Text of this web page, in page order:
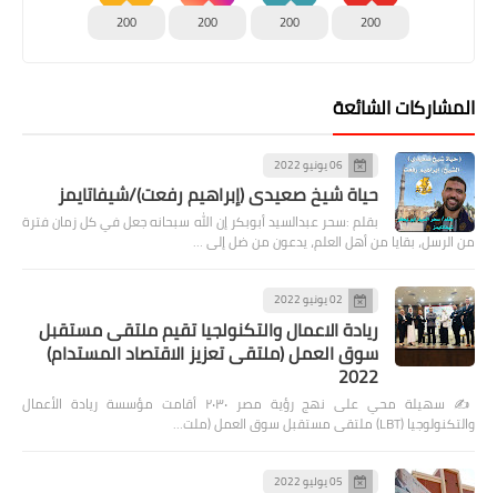
200
200
200
200
المشاركات الشائعة
06 يونيو 2022
حياة شيخ صعيدى (إبراهيم رفعت)/شيفاتايمز
بقلم :سحر عبدالسيد أبوبكر إن الله سبحانه جعل في كل زمان فترة
من الرسل، بقايا من أهل العلم، يدعون من ضل إلى …
02 يونيو 2022
ريادة الاعمال والتكنولجيا تقيم ملتقى مستقبل
سوق العمل (ملتقى تعزيز الاقتصاد المستدام)
2022
✍️ سهيلة محي على نهج رؤية مصر ٢٠٣٠ أقامت مؤسسة ريادة الأعمال
والتكنولوجيا (LBT) ملتقى مستقبل سوق العمل (ملت…
05 يوليو 2022